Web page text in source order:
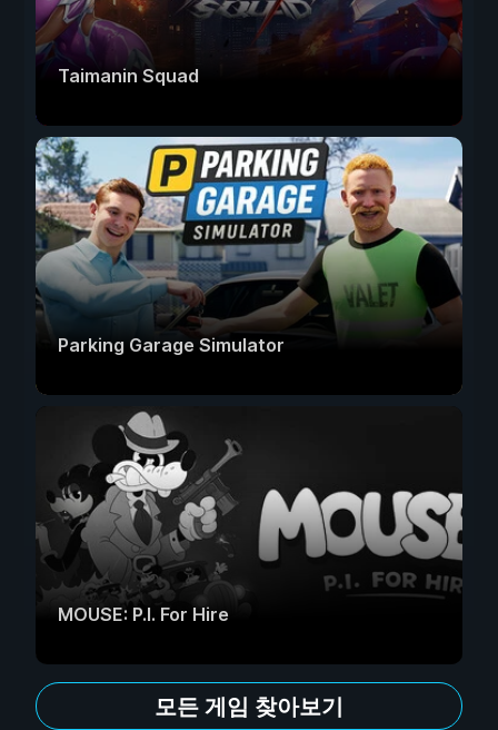
Taimanin Squad
Parking Garage Simulator
MOUSE: P.I. For Hire
모든 게임 찾아보기